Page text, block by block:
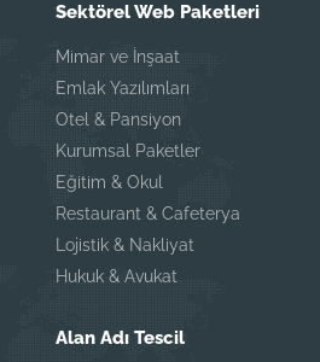
Sektörel Web Paketleri
Mimar ve İnşaat
Emlak Yazılımları
Otel & Pansiyon
Kurumsal Paketler
Eğitim & Okul
Restaurant & Cafeterya
Lojistik & Nakliyat
Hukuk & Avukat
Alan Adı Tescil